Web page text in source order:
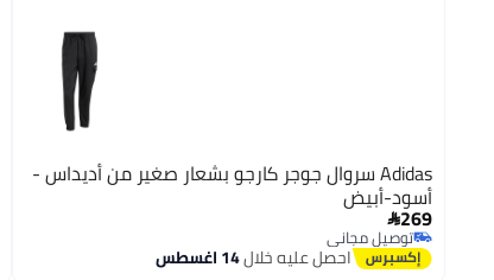
Adidas سروال جوجر كارجو بشعار صغير من أديداس -
أسود-أبيض
269
توصيل مجاني
توصيل مجانياحصل عليه خلال14 اغسطس